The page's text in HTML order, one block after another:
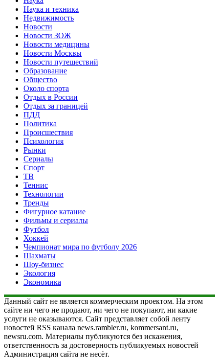
Наука и техника
Недвижимость
Новости
Новости ЗОЖ
Новости медицины
Новости Москвы
Новости путешествий
Образование
Общество
Около спорта
Отдых в России
Отдых за границей
ПДД
Политика
Происшествия
Психология
Рынки
Сериалы
Спорт
ТВ
Теннис
Технологии
Тренды
Фигурное катание
Фильмы и сериалы
Футбол
Хоккей
Чемпионат мира по футболу 2026
Шахматы
Шоу-бизнес
Экология
Экономика
Данный сайт не является коммерческим проектом. На этом
сайте ни чего не продают, ни чего не покупают, ни какие
услуги не оказываются. Сайт представляет собой ленту
новостей RSS канала news.rambler.ru, kommersant.ru,
newsru.com. Материалы публикуются без искажения,
ответственность за достоверность публикуемых новостей
Администрация сайта не несёт.